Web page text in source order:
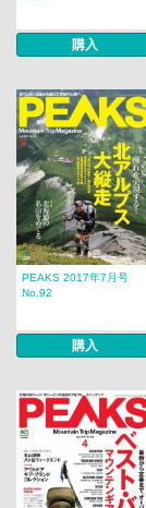
購入
PEAKS 2017年7月号
No.92
購入